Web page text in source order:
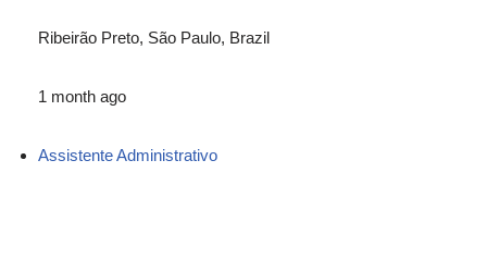
Ribeirão Preto, São Paulo, Brazil
1 month ago
Assistente Administrativo